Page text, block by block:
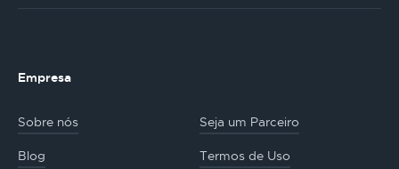
Empresa
Sobre nós Seja um Parceiro
Blog Termos de Uso